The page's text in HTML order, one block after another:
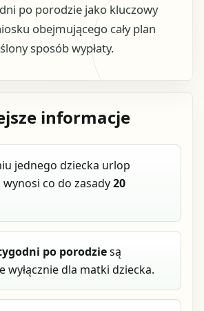
po porodzie jako kluczowy
obejmującego cały plan
sposób wypłaty.
informacje
jednego dziecka urlop
wynosi co do zasady20
po porodziesą
wyłącznie dla matki dziecka.